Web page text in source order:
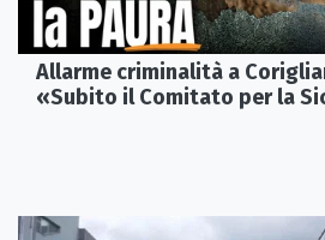
Allarme criminalità a
«Subito il Comitato per la